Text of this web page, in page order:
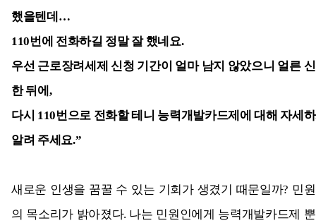
했을텐데…
110번에 전화하길 정말 잘 했네요.
우선 근로장려세제 신청 기간이 얼마 남지 않았으니 얼른
한 뒤에,
다시 110번으로 전화할 테니 능력개발카드제에 대해 자세
알려 주세요.”
새로운 인생을 꿈꿀 수 있는 기회가 생겼기 때문일까? 민
의 목소리가 밝아졌다. 나는 민원인에게 능력개발카드제